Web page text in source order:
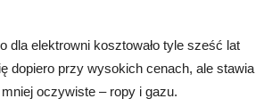
dla elektrowni kosztowało tyle sześć lat
dopiero przy wysokich cenach, ale stawia
oczywiste – ropy i gazu.